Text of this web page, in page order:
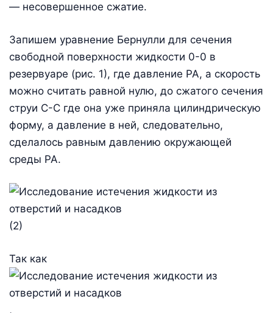
— несовершенное сжатие.
Запишем уравнение Бернулли для сечения
свободной поверхности жидкости 0-0 в
резервуаре (рис. 1), где давление РА, а скорость
можно считать равной нулю, до сжатого сечения
струи С-С где она уже приняла цилиндрическую
форму, а давление в ней, следовательно,
сделалось равным давлению окружающей
среды РА.
(2)
Так как
,